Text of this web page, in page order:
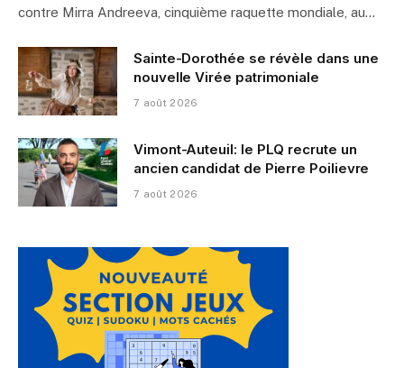
contre Mirra Andreeva, cinquième raquette mondiale, au…
Sainte-Dorothée se révèle dans une
nouvelle Virée patrimoniale
7 août 2026
Vimont-Auteuil: le PLQ recrute un
ancien candidat de Pierre Poilievre
7 août 2026